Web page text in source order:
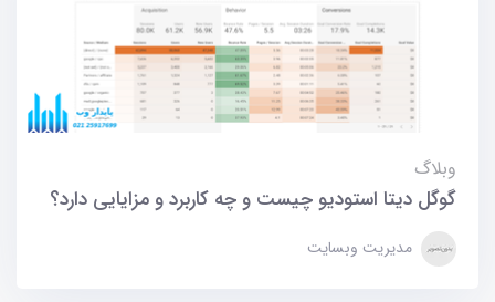
وبلاگ
گوگل دیتا استودیو چیست و چه کاربرد و مزایایی دارد؟
مدیریت وبسایت